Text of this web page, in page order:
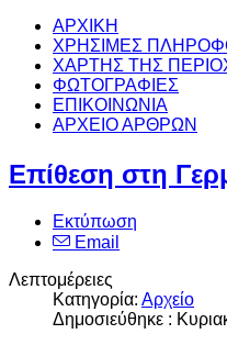
ΑΡΧΙΚΗ
ΧΡΗΣΙΜΕΣ
ΧΑΡΤΗΣ ΤΗΣ
ΦΩΤΟΓΡΑΦΙΕΣ
ΕΠΙΚΟΙΝΩΝΙΑ
ΑΡΧΕΙΟ ΑΡΘΡΩΝ
Επίθεση στη
Εκτύπωση
Email
Λεπτομέρειες
Κατηγορία: Αρχείο
Δημοσιεύθηκε :